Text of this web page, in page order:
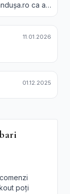
ca a-
11.01.2026
01.12.2025
poți